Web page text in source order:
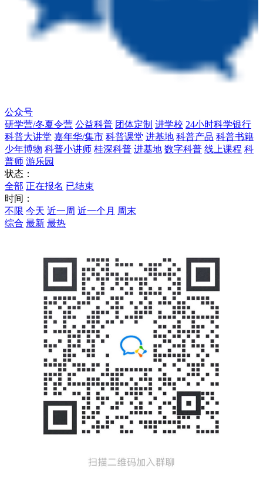
公众号
研学营/冬夏令营 公益科普 团体定制 进学校 24小时科学银行
科普大讲堂 嘉年华/集市 科普课堂 进基地 科普产品 科普书籍
少年博物 科普小讲师 桂深科普 进基地 数字科普 线上课程 科
普师 游乐园
状态：
全部 正在报名 已结束
时间：
不限 今天 近一周 近一个月 周末
综合 最新 最热